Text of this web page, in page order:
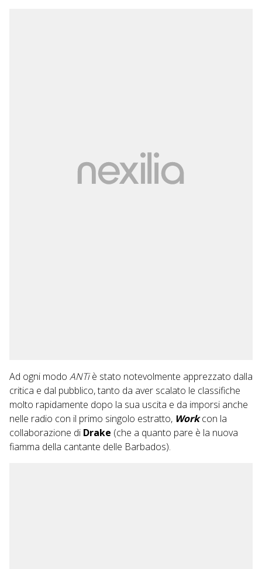
Ad ogni modo ANTiè stato notevolmente apprezzato dalla
critica e dal pubblico, tanto da aver scalato le classifiche
molto rapidamente dopo la sua uscita e da imporsi anche
nelle radio con il primo singolo estratto, Workcon la
collaborazione di Drake (che a quanto pare è la nuova
fiamma della cantante delle Barbados).